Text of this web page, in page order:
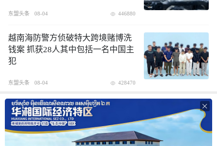
东盟头条 08-04 446880
越南海防警方侦破特大跨境赌博洗
钱案 抓获28人其中包括一名中国主
犯
东盟头条 08-04 428470
